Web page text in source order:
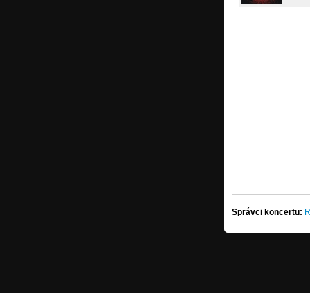
Správci koncertu: